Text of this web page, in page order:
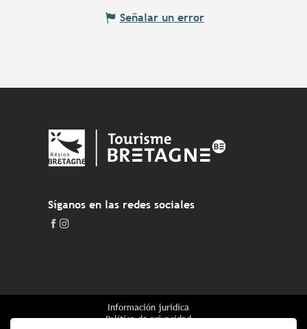
Señalar un error
Síganos en las redes sociales
Información jurídica
Política de privacidad